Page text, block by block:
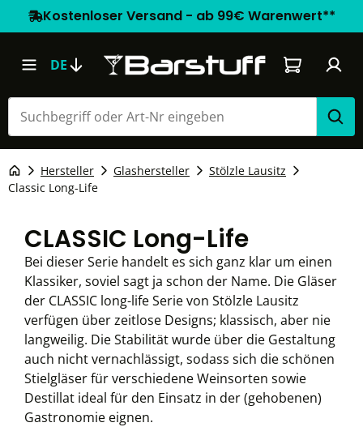
Kostenloser Versand - ab 99€ Warenwert**
DE Warenkorb
Hersteller Glashersteller
Stölzle Lausitz
Classic Long-Life
CLASSIC Long-Life
Bei dieser Serie handelt es sich ganz klar um einen
Klassiker, soviel sagt ja schon der Name. Die Gläser
der CLASSIC long-life Serie von Stölzle Lausitz
verfügen über zeitlose Designs; klassisch, aber nie
langweilig. Die Stabilität wurde über die Gestaltung
auch nicht vernachlässigt, sodass sich die schönen
Stielgläser für verschiedene Weinsorten sowie
Destillat ideal für den Einsatz in der (gehobenen)
Gastronomie eignen.